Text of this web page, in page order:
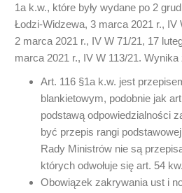
1a k.w., które były wydane po 2
Łodzi-Widzewa, 3 marca 2021 r., IV
2 marca 2021 r., IV W 71/21, 17
marca 2021 r., IV W 113/21. Wynika
Art. 116 §1a k.w. jest
blankietowym, podobnie jak
podstawą odpowiedzialności
być przepis rangi
Rady Ministrów nie są
których odwołuje się art. 54 kw.
Obowiązek zakrywania ust i